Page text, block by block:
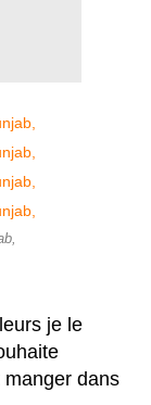
je le
dans